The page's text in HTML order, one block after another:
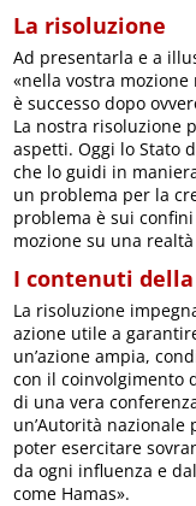
La risoluzione
Ad presentarla e a
«nella vostra
è successo dopo
La nostra risoluzione
aspetti. Oggi lo Stato
che lo guidi in
un problema per la
problema è sui
mozione su una
I contenuti
La risoluzione
azione utile a
un’azione ampia,
con il coinvolgimento
di una vera
un’Autorità nazionale
poter esercitare
da ogni influenza e
come Hamas».